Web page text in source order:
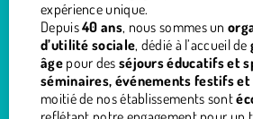
expérience unique.
Depuis40 ans, nous sommes un
d’utilité sociale, dédié à l’accueil de
âgepour des séjours éducatifs et
séminaires, événements festifs
moitié de nos établissements sont